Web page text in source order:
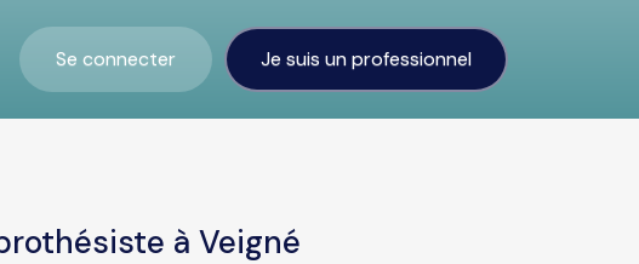
Se connecter Je suis un professionnel
à Veigné